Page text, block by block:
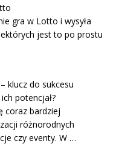
gra w Lotto i wysyła
jest to po prostu
klucz do sukcesu
potencjał?
coraz bardziej
różnorodnych
czy eventy. W …